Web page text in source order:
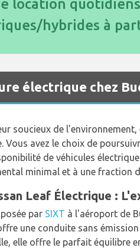
location
hybrides à
électrique chez
soucieux de
Vous avez le choix de
de véhicules
minimal et à une fraction
Leaf Électrique :
par SIXT à l'aéroport de
une conduite sans
elle offre le parfait équilibre